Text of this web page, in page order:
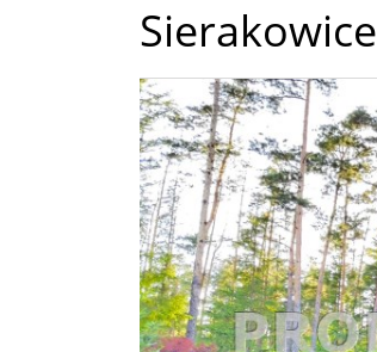
Sierakowice
+
−